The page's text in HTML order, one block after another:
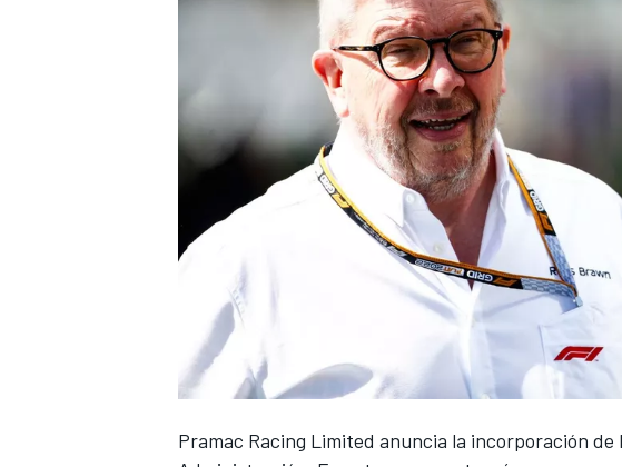
Pramac Racing Limited anuncia la incorporación de